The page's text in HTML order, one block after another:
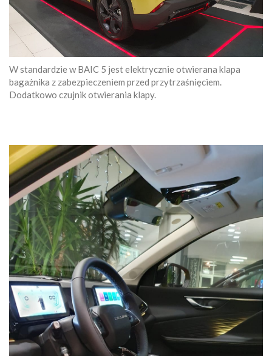
W standardzie w BAIC 5 jest elektrycznie otwierana klapa
bagażnika z zabezpieczeniem przed przytrzaśnięciem.
Dodatkowo czujnik otwierania klapy.